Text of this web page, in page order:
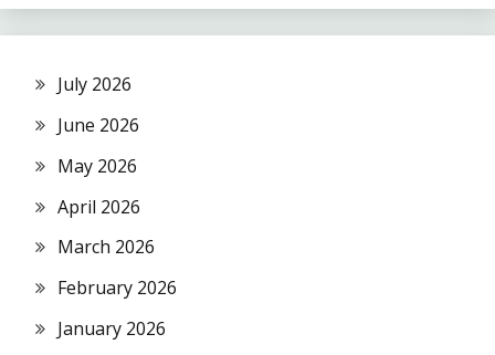
July 2026
June 2026
May 2026
April 2026
March 2026
February 2026
January 2026